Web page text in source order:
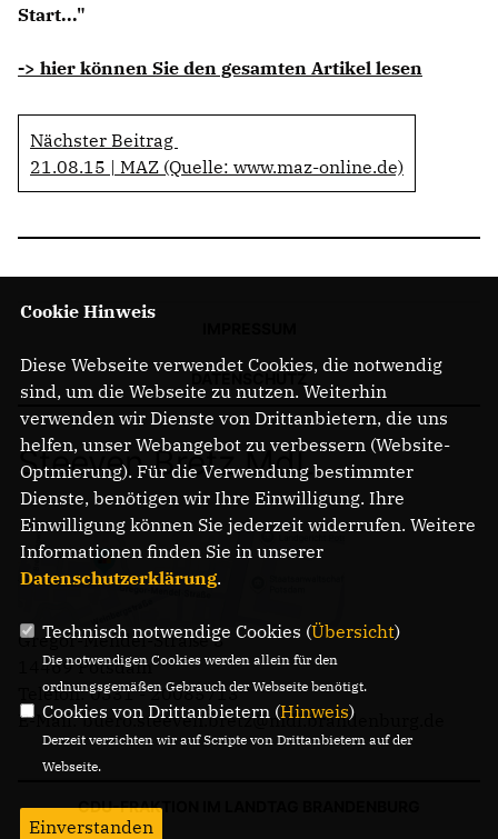
Start..."
-> hier können Sie den gesamten Artikel lesen
Nächster Beitrag
21.08.15 | MAZ (Quelle: www.maz-online.de)
Steeven Bretz MdL
Gregor-Mendel-Straße 3
14469 Potsdam
Telefon: 0331 - 20085713
E-Mail: buero.steeven.bretz@mdl.brandenburg.de
CDU-FRAKTION IM LANDTAG BRANDENBURG
Cookie Hinweis
Diese Webseite verwendet Cookies, die notwendig
sind, um die Webseite zu nutzen. Weiterhin
verwenden wir Dienste von Drittanbietern, die uns
helfen, unser Webangebot zu verbessern (Website-
Optmierung). Für die Verwendung bestimmter
Dienste, benötigen wir Ihre Einwilligung. Ihre
Einwilligung können Sie jederzeit widerrufen. Weitere
Informationen finden Sie in unserer
Datenschutzerklärung.
Technisch notwendige Cookies (Übersicht)
Die notwendigen Cookies werden allein für den
ordnungsgemäßen Gebrauch der Webseite benötigt.
Cookies von Drittanbietern (Hinweis)
Derzeit verzichten wir auf Scripte von Drittanbietern auf der
Webseite.
Einverstanden